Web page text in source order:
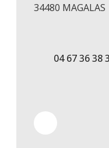
34480 MAGALAS
04 67 36 38